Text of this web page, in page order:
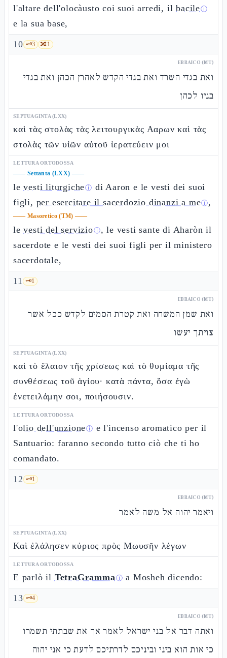
l'altare dell'olocàusto coi suoi arredi, ilbacileⓘ
e la sua base,
10 🗝️3 🔀1
EBRAICO (MT)
ואת בגדי השרד ואת בגדי הקדש לאהרן הכהן ואת בגדי
בניו לכהן
SEPTUAGINTA (LXX)
καὶ τὰς στολὰς τὰς λειτουργικὰς Ααρων καὶ τὰς
στολὰς τῶν υἱῶν αὐτοῦ ἱερατεύειν μοι
LETTURA ORTODOSSA
—— Settanta (LXX) ——
levesti liturgicheⓘ di Aaron e le vesti dei suoi
figli, per esercitare il sacerdozio dinanzi a meⓘ,
—— Masoretico (TM) ——
levesti del servizioⓘ, le vesti sante di Aharòn il
sacerdote e le vesti dei suoi figli per il ministero
sacerdotale,
11 🗝️1
EBRAICO (MT)
ואת שמן המשחה ואת קטרת הסמים לקדש ככל אשר
צויתך יעשו
SEPTUAGINTA (LXX)
καὶ τὸ ἔλαιον τῆς χρίσεως καὶ τὸ θυμίαμα τῆς
συνθέσεως τοῦ ἁγίου· κατὰ πάντα, ὅσα ἐγὼ
ἐνετειλάμην σοι, ποιήσουσιν.
LETTURA ORTODOSSA
l'olio dell'unzioneⓘ e l'incenso aromatico per il
Santuario: faranno secondo tutto ciò che ti ho
comandato.
12 🗝️1
EBRAICO (MT)
ויאמר יהוה אל משה לאמר
SEPTUAGINTA (LXX)
Καὶ ἐλάλησεν κύριος πρὸς Μωυσῆν λέγων
LETTURA ORTODOSSA
E parlò il TetraGrammaⓘ a Mosheh dicendo:
13 🗝️4
EBRAICO (MT)
ואתה דבר אל בני ישראל לאמר אך את שבתתי תשמרו
כי אות הוא ביני וביניכם לדרתיכם לדעת כי אני יהוה